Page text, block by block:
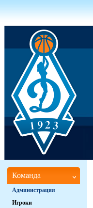
Команда
Администрация
Игроки